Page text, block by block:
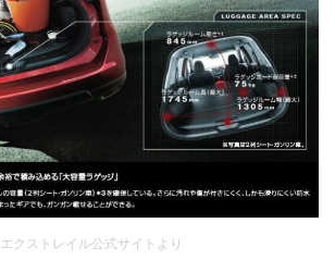
エクストレイル公式サイトより